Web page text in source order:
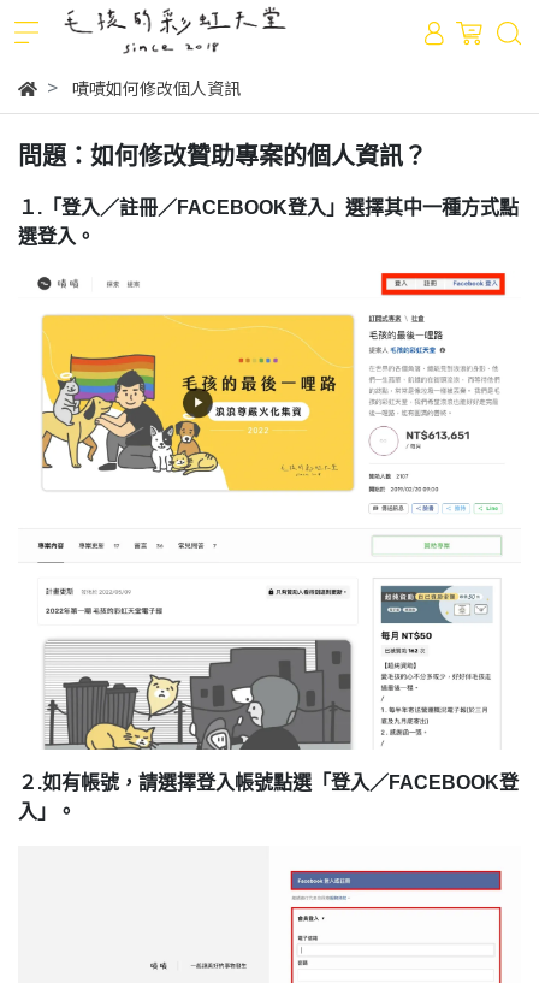
嘖嘖如何修改個人資訊
問題：如何修改贊助專案的個人資訊？
１.「登入／註冊／FACEBOOK登入」選擇其中一種方式點
選登入。
２.如有帳號，請選擇登入帳號點選「登入／FACEBOOK登
入」。